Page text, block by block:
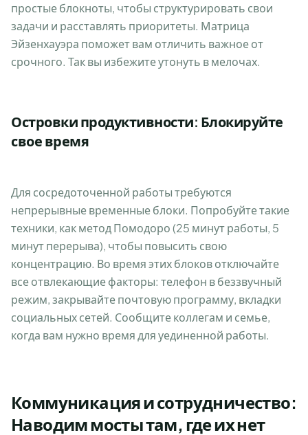
простые блокноты, чтобы структурировать свои
задачи и расставлять приоритеты. Матрица
Эйзенхауэра поможет вам отличить важное от
срочного. Так вы избежите утонуть в мелочах.
Островки продуктивности: Блокируйте
свое время
Для сосредоточенной работы требуются
непрерывные временные блоки. Попробуйте такие
техники, как метод Помодоро (25 минут работы, 5
минут перерыва), чтобы повысить свою
концентрацию. Во время этих блоков отключайте
все отвлекающие факторы: телефон в беззвучный
режим, закрывайте почтовую программу, вкладки
социальных сетей. Сообщите коллегам и семье,
когда вам нужно время для уединенной работы.
Коммуникация и сотрудничество:
Наводим мосты там, где их нет